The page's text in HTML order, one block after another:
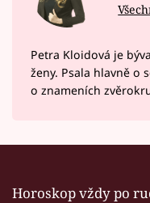
Petra Kloidová je
ženy. Psala hlavně o
o znameních
Horoskop vždy po